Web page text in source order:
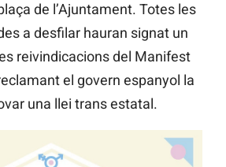
de l’Ajuntament. Totes les
a desfilar hauran signat un
reivindicacions del Manifest
el govern espanyol la
una llei trans estatal.